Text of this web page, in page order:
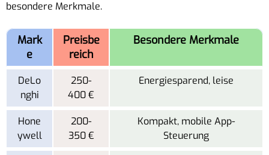
besondere Merkmale.
Mark
e
Preisbe
reich
Besondere Merkmale
DeLo
nghi
250-
400 €
Energiesparend, leise
Hone
ywell
200-
350 €
Kompakt, mobile App-
Steuerung